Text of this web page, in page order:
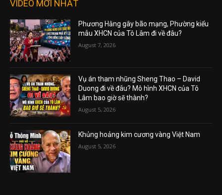
VIDEO MỚI NHẤT
Phương Hằng gây bão mạng, Phường kiểu
mẫu XHCN của Tô Lâm đi về đâu?
August 7, 2026
Vụ án tham nhũng Sheng Thao – David
Duong đi về đâu? Mô hình XHCN của Tô
Lâm bao giờ sẽ thành?
August 5, 2026
Khủng hoảng kim cương vàng Việt Nam
August 5, 2026